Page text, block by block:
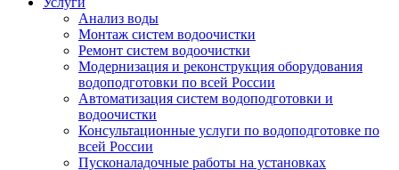
Анализ воды
Монтаж систем водоочистки
Ремонт систем водоочистки
Модернизация и реконструкция оборудования
водоподготовки по всей России
Автоматизация систем водоподготовки и
водоочистки
Консультационные услуги по водоподготовке по
всей России
Пусконаладочные работы на установках